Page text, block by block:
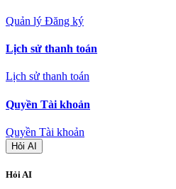
Quản lý Đăng ký
Lịch sử thanh toán
Lịch sử thanh toán
Quyền Tài khoản
Quyền Tài khoản
Hỏi AI
Hỏi AI